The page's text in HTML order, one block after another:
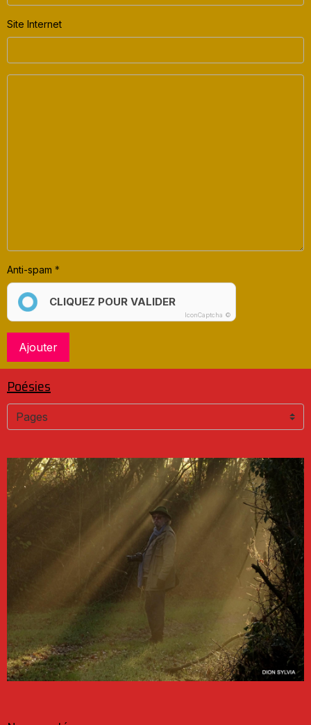
Site Internet
Anti-spam
CLIQUEZ POUR VALIDER
IconCaptcha ©
Ajouter
Poésies